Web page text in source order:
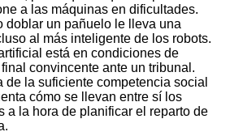
a las máquinas en dificultades.
doblar un pañuelo le lleva una
al más inteligente de los robots.
está en condiciones de
convincente ante un tribunal.
de la suficiente competencia social
cómo se llevan entre sí los
a la hora de planificar el reparto de